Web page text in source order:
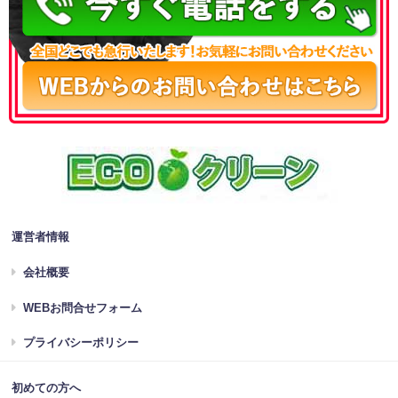
運営者情報
会社概要
WEBお問合せフォーム
プライバシーポリシー
初めての方へ